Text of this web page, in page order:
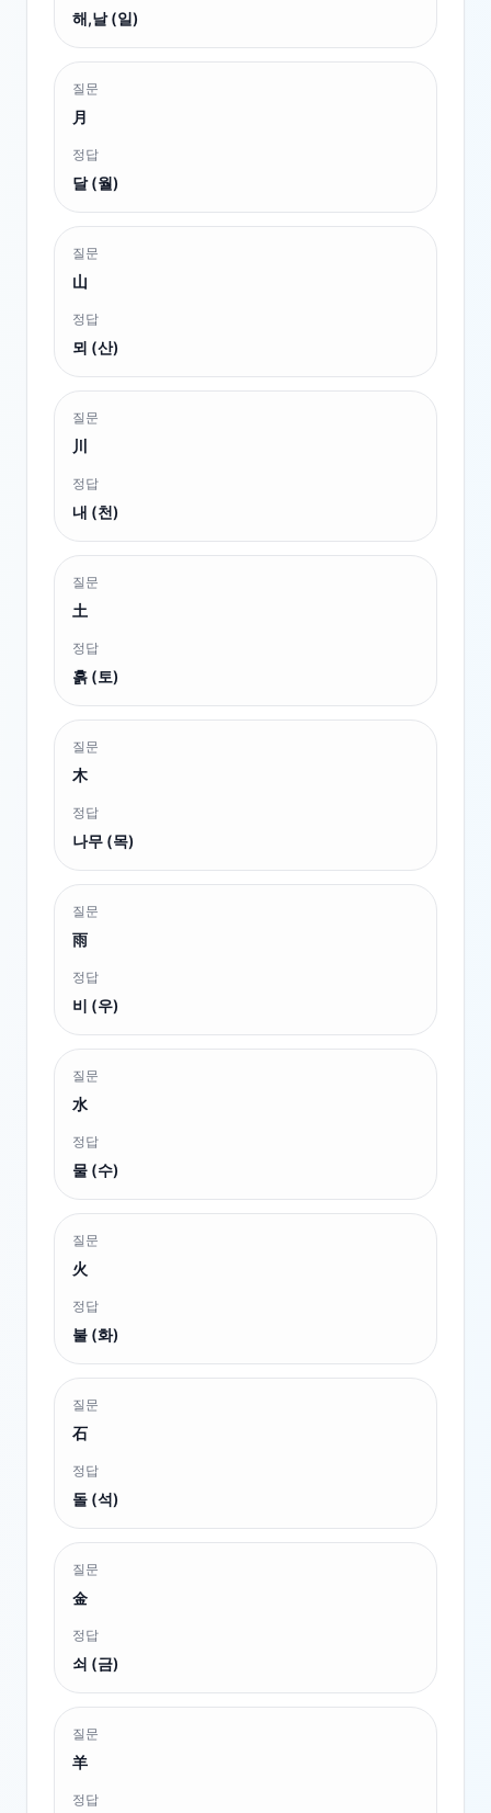
해,날 (일)
질문
月
정답
달 (월)
질문
山
정답
뫼 (산)
질문
川
정답
내 (천)
질문
土
정답
흙 (토)
질문
木
정답
나무 (목)
질문
雨
정답
비 (우)
질문
水
정답
물 (수)
질문
火
정답
불 (화)
질문
石
정답
돌 (석)
질문
金
정답
쇠 (금)
질문
羊
정답